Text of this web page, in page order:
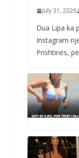
July 31, 2026
Dua Lipa ka
Instagram
Prishtinës,